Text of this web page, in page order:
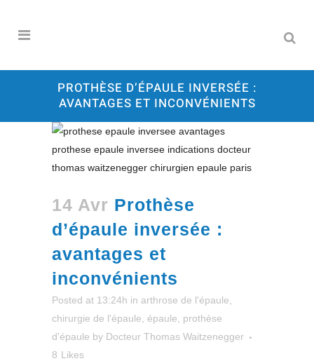
PROTHÈSE D’ÉPAULE INVERSÉE :
AVANTAGES ET INCONVÉNIENTS
14 Avr Prothèse
d’épaule inversée :
avantages et
inconvénients
Posted at 13:24h in arthrose de l'épaule
chirurgie de l'épaule épaule
prothèse
d'épaule by Docteur Thomas Waitzenegger
8 Likes